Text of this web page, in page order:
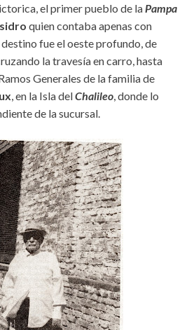
el primer pueblo de la Pampa
quien contaba apenas con
fue el oeste profundo, de
la travesía en carro, hasta
Generales de la familia de
, en la Isla delChalileo , donde lo
de la sucursal.